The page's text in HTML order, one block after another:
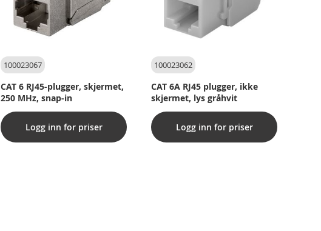
100023067
CAT 6 RJ45-plugger, skjermet,
250 MHz, snap-in
Logg inn for priser
100023062
CAT 6A RJ45 plugger, ikke
skjermet, lys gråhvit
Logg inn for priser